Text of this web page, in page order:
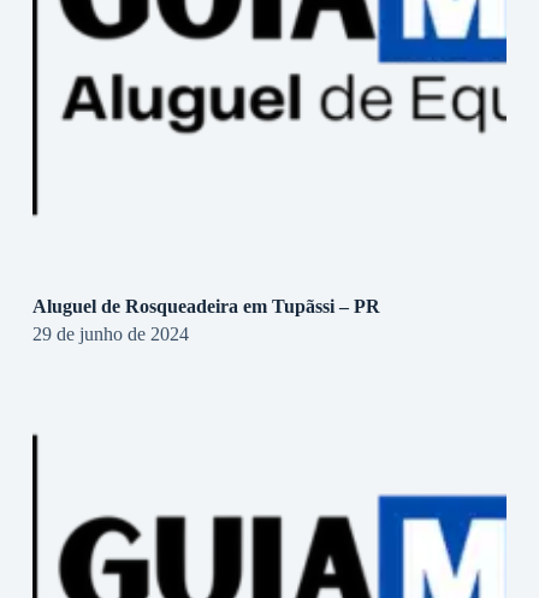
Aluguel de Rosqueadeira em Tupãssi – PR
29 de junho de 2024